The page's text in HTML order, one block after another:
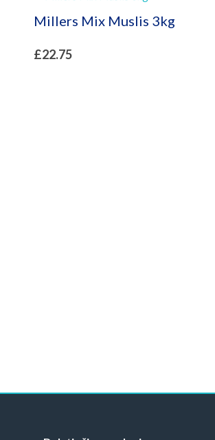
Millers Mix Muslis 3kg
£22.75